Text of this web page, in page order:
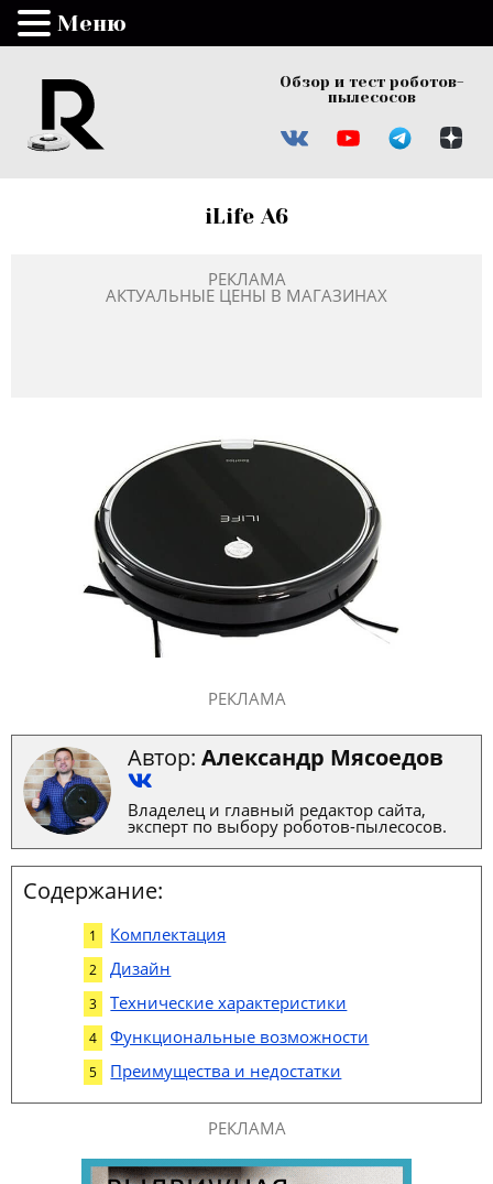
Обзор и тест роботов-
пылесосов
iLife A6
РЕКЛАМА
АКТУАЛЬНЫЕ ЦЕНЫ В МАГАЗИНАХ
РЕКЛАМА
Автор: Александр Мясоедов
Владелец и главный редактор сайта,
эксперт по выбору роботов-пылесосов.
Содержание:
Комплектация
Дизайн
Технические характеристики
Функциональные возможности
Преимущества и недостатки
РЕКЛАМА
Меню